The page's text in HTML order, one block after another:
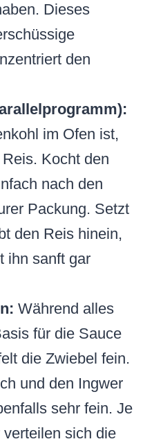
Dieses
den
im Ofen ist,
Kocht den
nach den
Packung. Setzt
den Reis hinein,
ihn sanft gar
Während alles
für die Sauce
die Zwiebel fein.
und den Ingwer
sehr fein. Je
sich die